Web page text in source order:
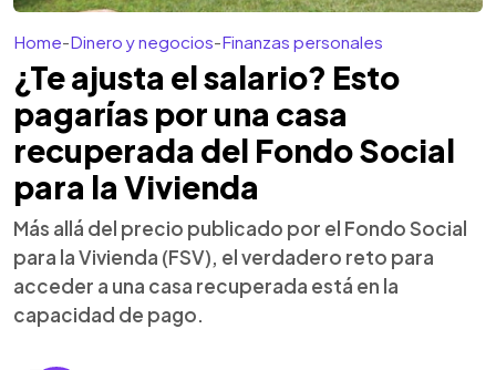
Home-Dinero y negocios-Finanzas personales
¿Te ajusta el salario? Esto
pagarías por una casa
recuperada del Fondo Social
para la Vivienda
Más allá del precio publicado por el Fondo Social
para la Vivienda (FSV), el verdadero reto para
acceder a una casa recuperada está en la
capacidad de pago.